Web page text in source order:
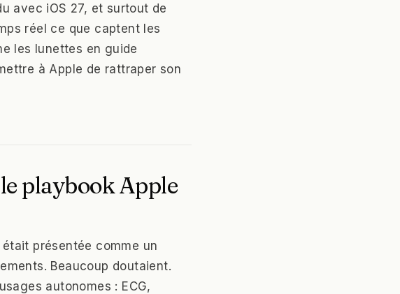
avec iOS 27, et surtout de
réel ce que captent les
les lunettes en guide
à Apple de rattraper son
playbook Apple
présentée comme un
Beaucoup doutaient.
autonomes : ECG,